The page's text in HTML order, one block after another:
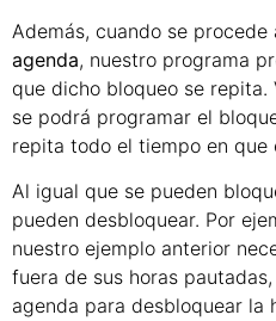
Además, cuando se procede
agenda, nuestro programa
que dicho bloqueo se repita.
se podrá programar el
repita todo el tiempo en que
Al igual que se pueden
pueden desbloquear. Por
nuestro ejemplo anterior
fuera de sus horas
agenda para desbloquear la